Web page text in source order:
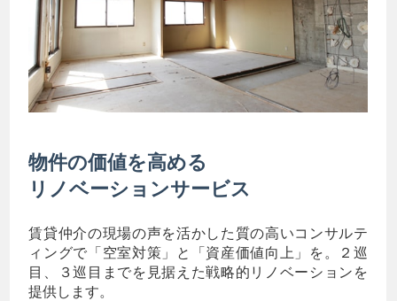
物件の価値を高める
リノベーションサービス
賃貸仲介の現場の声を活かした質の高いコンサルテ
ィングで「空室対策」と「資産価値向上」を。２巡
目、３巡目までを見据えた戦略的リノベーションを
提供します。